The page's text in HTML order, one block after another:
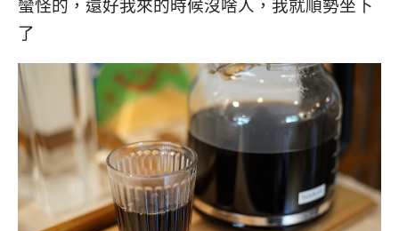
蠻怪的，還好我來的時候沒啥人，我就順勢坐下
了